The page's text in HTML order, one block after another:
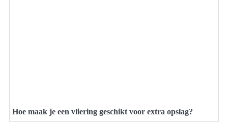
Hoe maak je een vliering geschikt voor extra opslag?